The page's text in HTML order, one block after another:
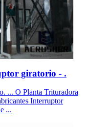
giratorio - .
... O Planta Trituradora
Interruptor
...